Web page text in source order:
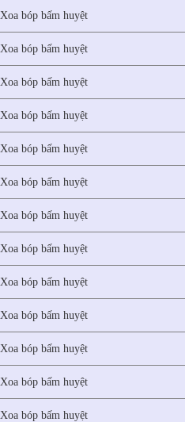
Xoa bóp bấm huyệt
Xoa bóp bấm huyệt
Xoa bóp bấm huyệt
Xoa bóp bấm huyệt
Xoa bóp bấm huyệt
Xoa bóp bấm huyệt
Xoa bóp bấm huyệt
Xoa bóp bấm huyệt
Xoa bóp bấm huyệt
Xoa bóp bấm huyệt
Xoa bóp bấm huyệt
Xoa bóp bấm huyệt
Xoa bóp bấm huyệt